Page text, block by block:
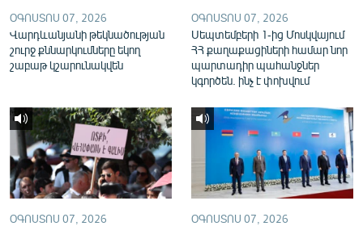
ՕԳՈՍՏՈՍ 07, 2026
Վարդևանյանի թեկնածության
շուրջ քննարկումները եկող
շաբաթ կշարունակվեն
ՕԳՈՍՏՈՍ 07, 2026
Սեպտեմբերի 1-ից Մոսկվայում
ՀՀ քաղաքացիների համար նոր
պարտադիր պահանջներ
կգործեն. ինչ է փոխվում
ՕԳՈՍՏՈՍ 07, 2026 ՕԳՈՍՏՈՍ 07, 2026